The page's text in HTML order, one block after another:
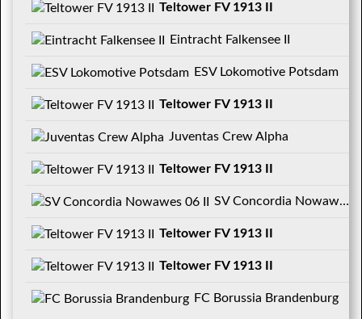
Teltower FV 1913 II
Eintracht Falkensee II
ESV Lokomotive Potsdam
Teltower FV 1913 II
Juventas Crew Alpha
Teltower FV 1913 II
SV Concordia Nowawes 06 II
Teltower FV 1913 II
Teltower FV 1913 II
FC Borussia Brandenburg